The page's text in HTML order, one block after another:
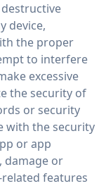
device,
the proper
to interfere
excessive
the security of
or security
with the security
or app
damage or
features